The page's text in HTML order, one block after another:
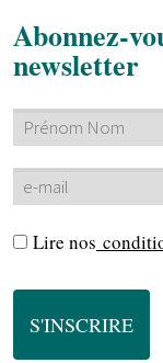
Abonnez-
newsletter
Lire nos